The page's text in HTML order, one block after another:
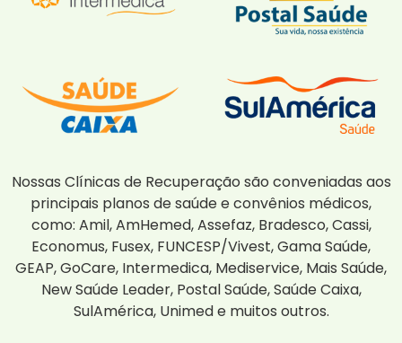
Nossas Clínicas de Recuperação são conveniadas aos
principais planos de saúde e convênios médicos,
como: Amil, AmHemed, Assefaz, Bradesco, Cassi,
Economus, Fusex, FUNCESP/Vivest, Gama Saúde,
GEAP, GoCare, Intermedica, Mediservice, Mais Saúde,
New Saúde Leader, Postal Saúde, Saúde Caixa,
SulAmérica, Unimed e muitos outros.